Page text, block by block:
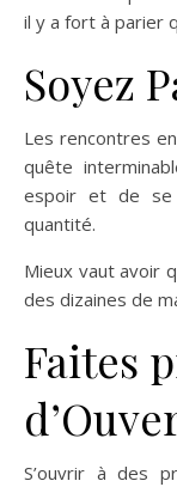
il y a fort à parier
Soyez
Les rencontres
quête
espoir et de se
quantité.
Mieux vaut avoir
des dizaines de
Faites
S’ouvrir à des